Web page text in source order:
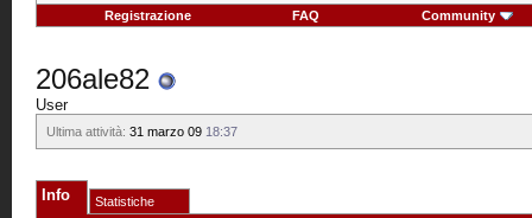
Registrazione FAQ Community
206ale82
User
Ultima attività: 31 marzo 09 18:37
Info Statistiche